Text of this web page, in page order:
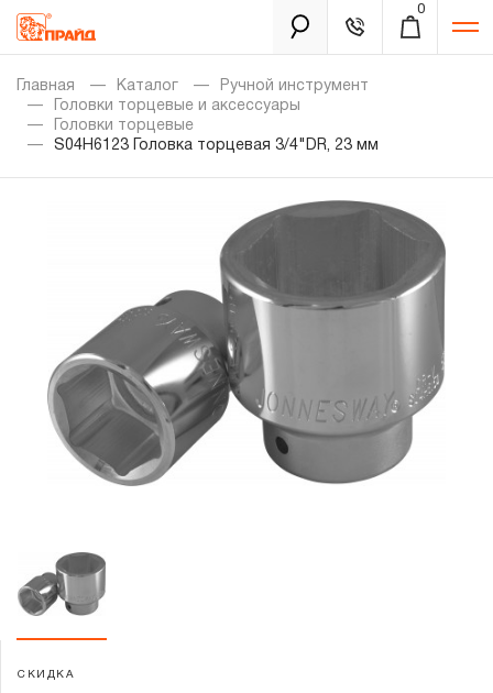
0
Каталог
Золотая лихорадка
Уцененный товар
О нас
Новости
Бренды
Доставка и оплата
Партнерам
Забыли пароль?
Главная Каталог
Ручной инструмент
Головки торцевые и аксессуары
Головки торцевые
S04H6123 Головка торцевая 3/4"DR, 23 мм
СКИДКА